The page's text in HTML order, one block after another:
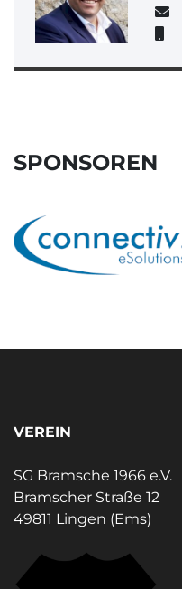
SPONSOREN
VEREIN
SG Bramsche 1966 e.V.
Bramscher Straße 12
49811 Lingen (Ems)